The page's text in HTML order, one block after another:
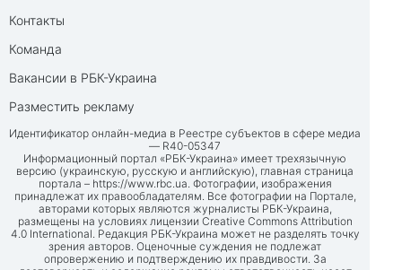
Контакты
Команда
Вакансии в РБК-Украина
Разместить рекламу
Идентификатор онлайн-медиа в Реестре субъектов в сфере медиа
— R40-05347
Информационный портал «РБК-Украина» имеет трехязычную
версию (украинскую, русскую и английскую), главная страница
портала – https://www.rbc.ua . Фотографии, изображения
принадлежат их правообладателям. Все фотографии на Портале,
авторами которых являются журналисты РБК-Украина,
размещены на условиях лицензии Creative Commons Attribution
4.0 International. Редакция РБК-Украина может не разделять точку
зрения авторов. Оценочные суждения не подлежат
опровержению и подтверждению их правдивости. За